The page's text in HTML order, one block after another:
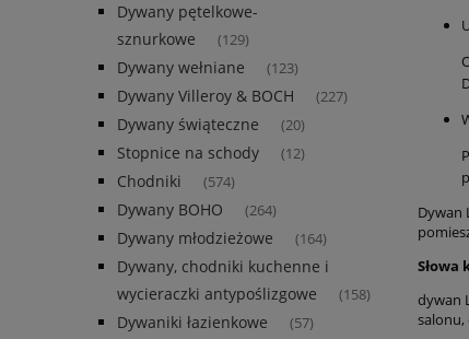
Dywany pętelkowe-
sznurkowe
(129)
Dywany wełniane (123)
Dywany Villeroy & BOCH (227)
Dywany świąteczne (20)
Stopnice na schody (12)
Chodniki (574)
Dywany BOHO (264)
Dywany młodzieżowe (164)
Dywany, chodniki kuchenne i
wycieraczki antypoślizgowe
(158)
Dywaniki łazienkowe (57)
Dywan
Słowa
dywan
salonu,